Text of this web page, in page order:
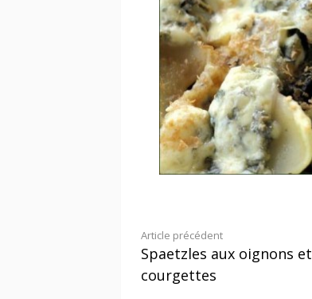
Lire
la
Article précédent
Spaetzles aux oignons et
courgettes